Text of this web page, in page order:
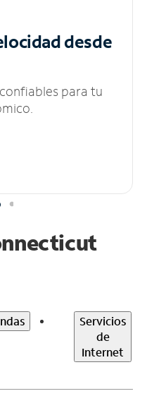
desde
para tu
Servicios
de
Internet